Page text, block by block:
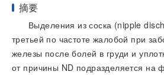
摘要
Выделения из соска (nipple
третьей по частоте жалобой при
железы после болей в груди и
от причины ND подразделяется на